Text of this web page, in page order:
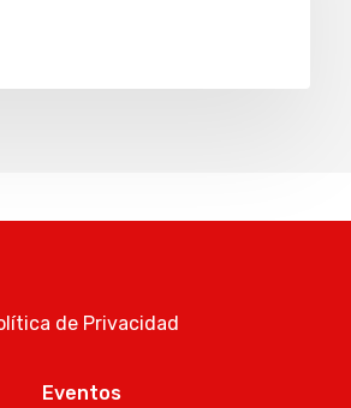
de Privacidad
Eventos